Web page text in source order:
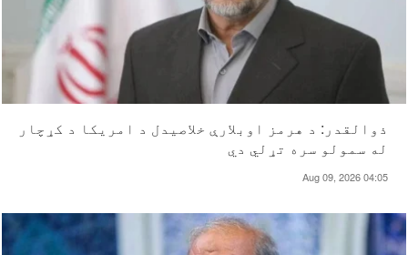
ذوالقدر: د هرمز اوبلارې خلاصیدل د امریکا د کړچار
له سمولو سره تړلي دي
Aug 09, 2026 04:05